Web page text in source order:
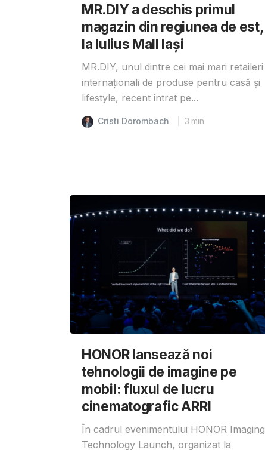
MR.DIY a deschis primul
magazin din regiunea de est,
la Iulius Mall Iași
MR.DIY, unul dintre cei mai mari retaileri
internaționali de produse pentru casă și
lifestyle, recent intrat pe...
Cristi Dorombach 3 min
HONOR lansează noi
tehnologii de imagine pe
mobil: fluxul de lucru
cinematografic ARRI
În cadrul evenimentului HONOR Imaging
Technology Launch, organizat la